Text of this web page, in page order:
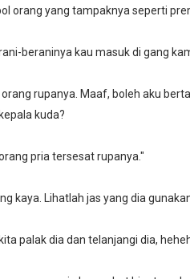
orang yang tampaknya seperti
beraninya kau masuk di gang
rupanya. Maaf, boleh aku
kuda?
pria tersesat rupanya."
kaya. Lihatlah jas yang dia
palak dia dan telanjangi dia,